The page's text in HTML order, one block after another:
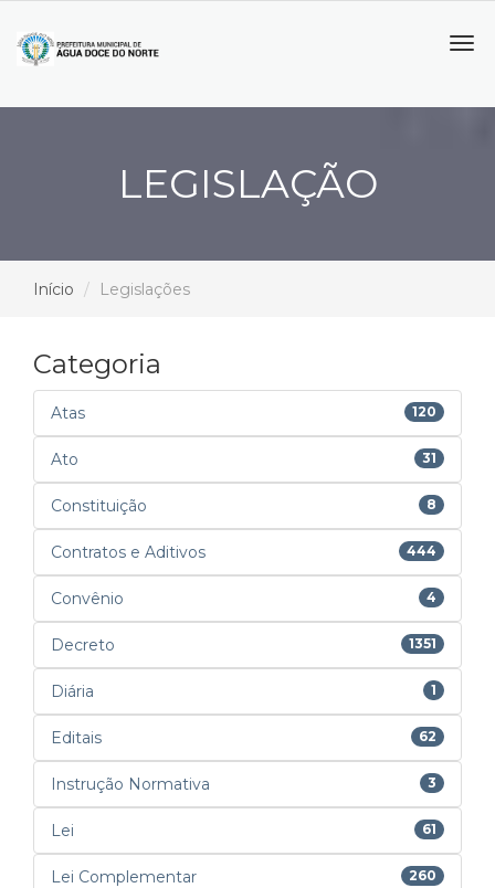
LEGISLAÇÃO
Início Legislações
Categoria
Atas 120
Ato 31
Constituição 8
Contratos e Aditivos 444
Convênio 4
Decreto 1351
Diária 1
Editais 62
Instrução Normativa 3
Lei 61
Lei Complementar 260